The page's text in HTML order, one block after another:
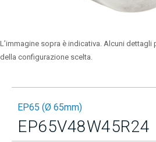
L’immagine sopra è indicativa. Alcuni
della configurazione scelta.
EP65 (Ø 65mm)
EP65V48W45R24